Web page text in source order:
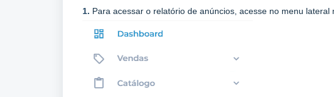
1. Para acessar o relatório de anúncios, acesse no menu lateral